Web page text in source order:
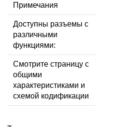
Примечания
Доступны разъемы с
различными
функциями:
Смотрите страницу с
общими
характеристиками и
схемой кодификации